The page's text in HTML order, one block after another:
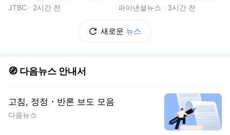
줄줄
JTBC 2시간 전
우산 뿐 [르포]
파이낸셜뉴스 3시간 전
새로운 뉴스
🧭 다음뉴스 안내서
고침, 정정・반론 보도 모음
다음뉴스